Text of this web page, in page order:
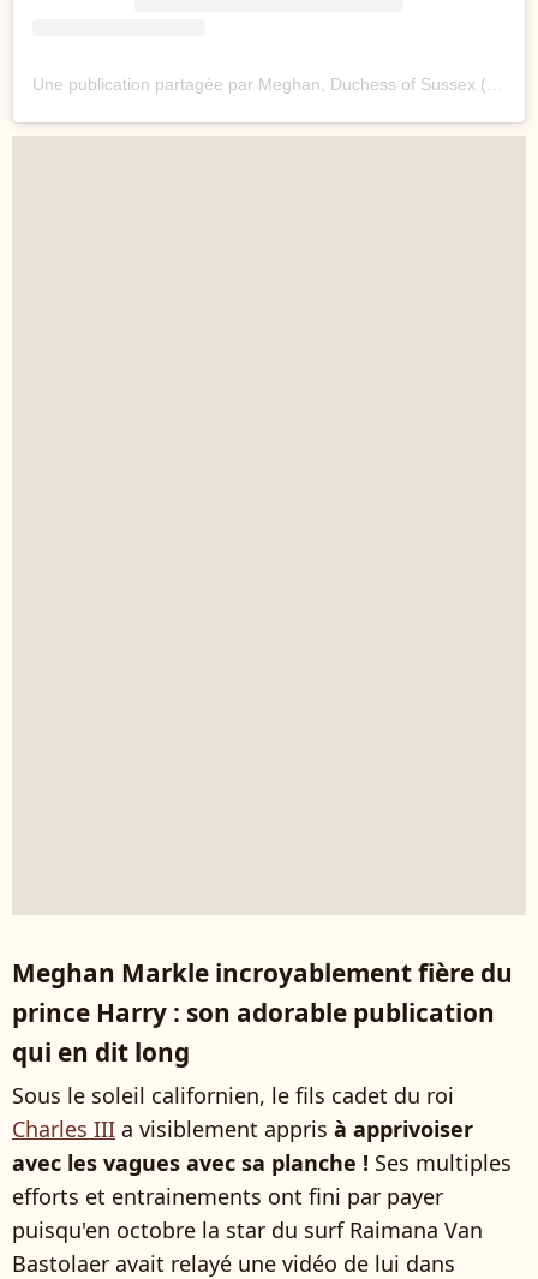
Meghan Markle incroyablement fière du
prince Harry : son adorable publication
qui en dit long
Sous le soleil californien, le fils cadet du roi
Charles III a visiblement appris à apprivoiser
avec les vagues avec sa planche ! Ses multiples
efforts et entrainements ont fini par payer
puisqu'en octobre la star du surf Raimana Van
Bastolaer avait relayé une vidéo de lui dans